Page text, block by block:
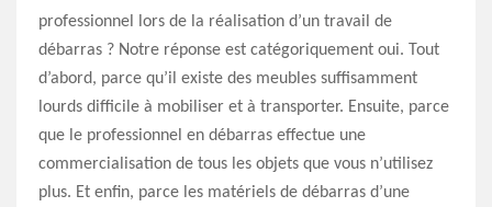
professionnel lors de la réalisation d’un travail de
débarras ? Notre réponse est catégoriquement oui. Tout
d’abord, parce qu’il existe des meubles suffisamment
lourds difficile à mobiliser et à transporter. Ensuite, parce
que le professionnel en débarras effectue une
commercialisation de tous les objets que vous n’utilisez
plus. Et enfin, parce les matériels de débarras d’une